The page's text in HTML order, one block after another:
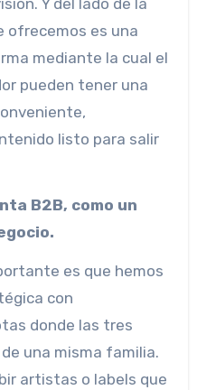
Y del lado de la
ofrecemos es una
mediante la cual el
pueden tener una
listo para salir
B2B, como un
es que hemos
con
donde las tres
una misma familia.
artistas o labels que